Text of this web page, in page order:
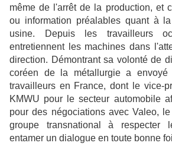
même de l'arrêt de la production, et
ou information préalables quant à
usine. Depuis les travailleurs
entretiennent les machines dans
direction. Démontrant sa volonté de
coréen de la métallurgie a envoyé
travailleurs en France, dont le vice-
KMWU pour le secteur automobile
pour des négociations avec Valeo,
groupe transnational à respecter
entamer un dialogue en toute bonne